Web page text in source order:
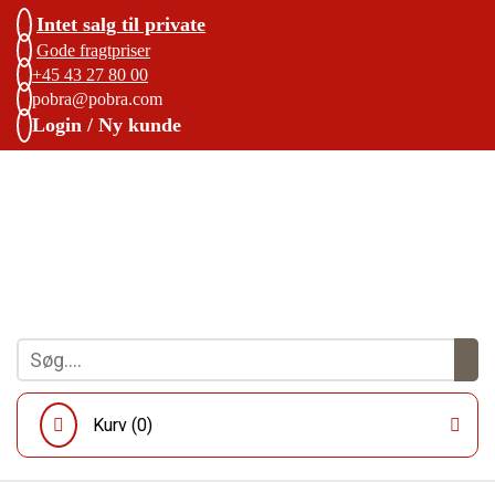
Intet salg til private
Gode fragtpriser
+45 43 27 80 00
pobra@pobra.com
Login / Ny kunde
Kurv (0)